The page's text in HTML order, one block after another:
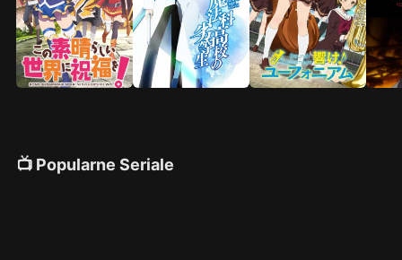
📺 Popularne Seriale